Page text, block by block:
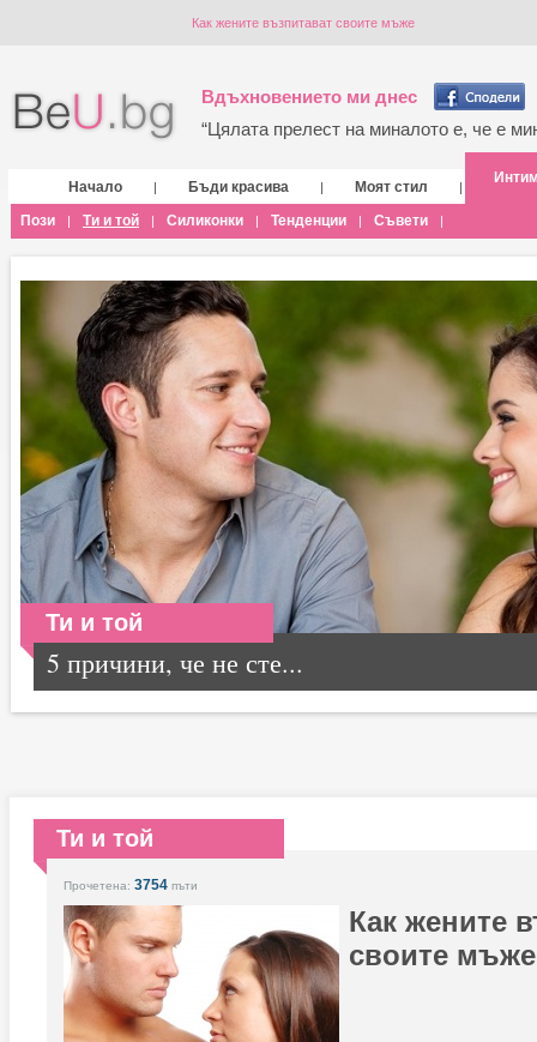
Как жените възпитават своите мъже
Вдъхновението ми днес
“Цялата прелест на миналото е, че е
Начало | Бъди красива | Моят стил |
Пози | Ти и той | Силиконки | Тенденции | Съвети |
Ти и той
5 причини, че не сте...
Ти и той
Прочетена: 3754 пъти
Как жените
своите мъже